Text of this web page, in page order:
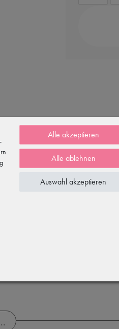
Alle akzeptieren
Alle ablehnen
Auswahl akzeptieren